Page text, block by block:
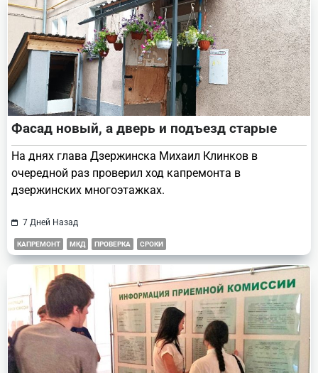
Фасад новый, а дверь и подъезд старые
На днях глава Дзержинска Михаил Клинков в
очередной раз проверил ход капремонта в
дзержинских многоэтажках.
7 Дней Назад
КАПРЕМОНТ МКД ПРОВЕРКА СРОКИ